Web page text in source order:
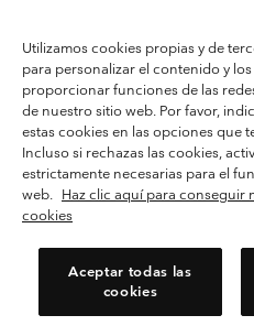
Condiciones de uso
Terminos de
Política de Privacidad
Términos y condiciones del programa
Términos De Uso Del Contenido
Impressum
Cookies Public CBCR
Servicio al cliente: Lu. - Vi. de 9:00 a
Utilizamos cookies propias y de
para personalizar el contenido y
proporcionar funciones de las
de nuestro sitio web. Por favor,
estas cookies en las opciones que
Incluso si rechazas las cookies,
estrictamente necesarias para el
web. Haz clic aquí para conseguir
cookies
Aceptar todas las
cookies
Selecciona tu
Compras en
España